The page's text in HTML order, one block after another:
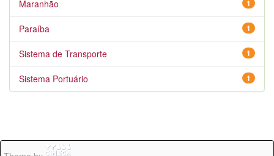
1
Maranhão
1
Paraíba
1
Sistema de Transporte
1
Sistema Portuário